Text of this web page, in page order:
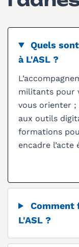
Quels
à L'ASL ?
militants pour
vous orienter ;
aux outils
formations
encadre l’acte
Comment
L'ASL ?